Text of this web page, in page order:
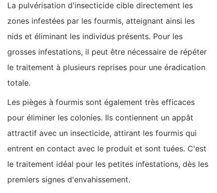
La pulvérisation d'insecticide cible directement les
zones infestées par les fourmis, atteignant ainsi les
nids et éliminant les individus présents. Pour les
grosses infestations, il peut être nécessaire de répéter
le traitement à plusieurs reprises pour une éradication
totale.
Les pièges à fourmis sont également très efficaces
pour éliminer les colonies. Ils contiennent un appât
attractif avec un insecticide, attirant les fourmis qui
entrent en contact avec le produit et sont tuées. C'est
le traitement idéal pour les petites infestations, dès les
premiers signes d'envahissement.